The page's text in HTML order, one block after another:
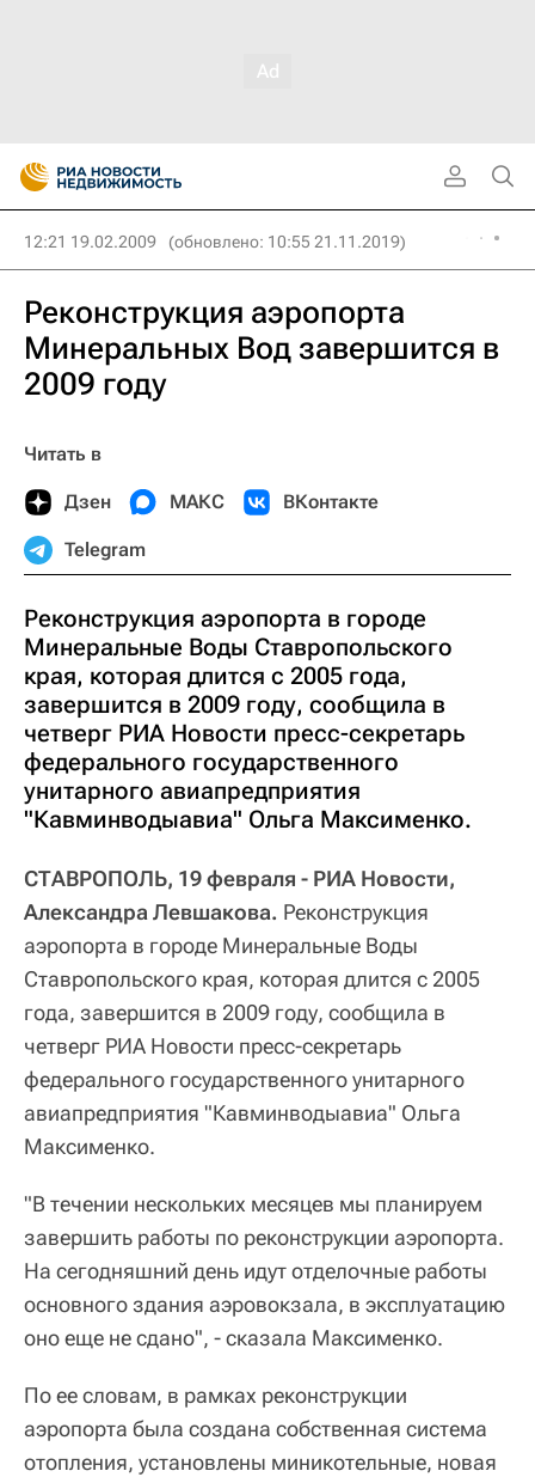
12:21 19.02.2009 (обновлено: 10:55 21.11.2019)
Реконструкция аэропорта
Минеральных Вод завершится в
2009 году
Читать в
Дзен МАКС ВКонтакте
Telegram
Реконструкция аэропорта в городе
Минеральные Воды Ставропольского
края, которая длится с 2005 года,
завершится в 2009 году, сообщила в
четверг РИА Новости пресс-секретарь
федерального государственного
унитарного авиапредприятия
"Кавминводыавиа" Ольга Максименко.
СТАВРОПОЛЬ, 19 февраля - РИА Новости,
Александра Левшакова. Реконструкция
аэропорта в городе Минеральные Воды
Ставропольского края, которая длится с 2005
года, завершится в 2009 году, сообщила в
четверг РИА Новости пресс-секретарь
федерального государственного унитарного
авиапредприятия "Кавминводыавиа" Ольга
Максименко.
"В течении нескольких месяцев мы планируем
завершить работы по реконструкции аэропорта.
На сегодняшний день идут отделочные работы
основного здания аэровокзала, в эксплуатацию
оно еще не сдано", - сказала Максименко.
По ее словам, в рамках реконструкции
аэропорта была создана собственная система
отопления, установлены миникотельные, новая